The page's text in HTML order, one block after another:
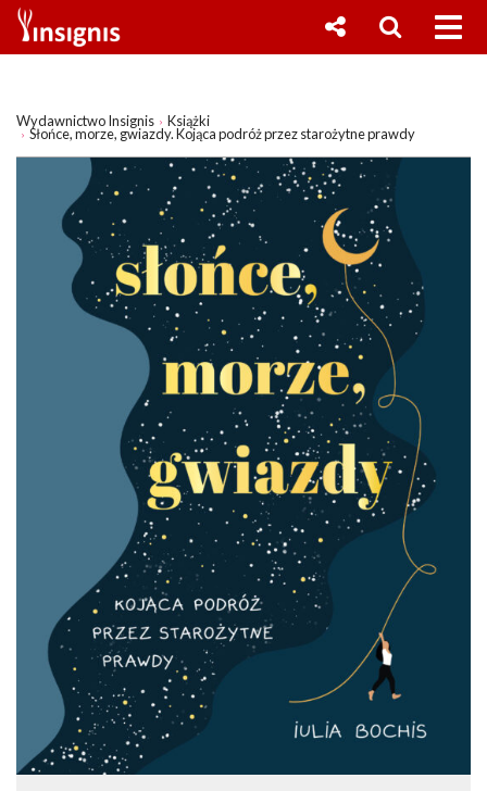
Wydawnictwo Insignis Książki
Słońce, morze, gwiazdy. Kojąca podróż przez starożytne prawdy